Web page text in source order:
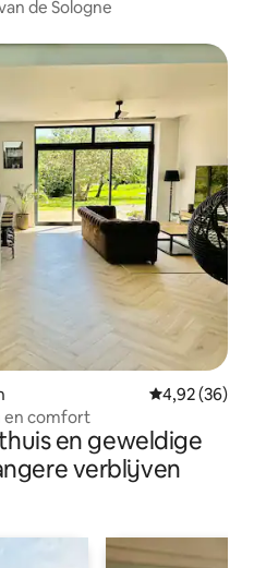
de Sologne
Gemiddelde
4,92 (36)
en comfort
en geweldige
verblijven